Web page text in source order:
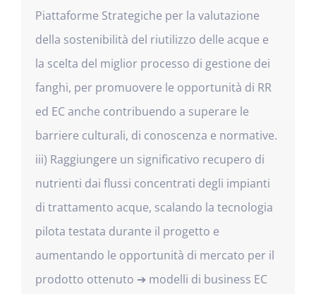
Piattaforme Strategiche per la valutazione
della sostenibilità del riutilizzo delle acque e
la scelta del miglior processo di gestione dei
fanghi, per promuovere le opportunità di RR
ed EC anche contribuendo a superare le
barriere culturali, di conoscenza e normative.
iii) Raggiungere un significativo recupero di
nutrienti dai flussi concentrati degli impianti
di trattamento acque, scalando la tecnologia
pilota testata durante il progetto e
aumentando le opportunità di mercato per il
prodotto ottenuto ➔ modelli di business EC